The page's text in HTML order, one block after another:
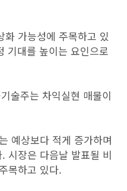
화 가능성에 주목하고 있
기대를 높이는 요인으로
술주는 차익실현 매물이
예상보다 적게 증가하며
시장은 다음날 발표될 비
목하고 있다.